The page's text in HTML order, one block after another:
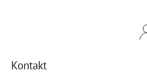
Kontakt